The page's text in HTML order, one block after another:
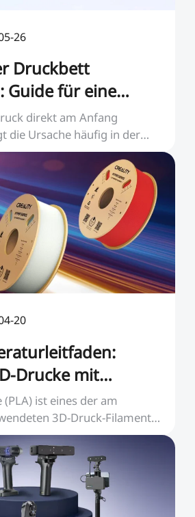
26
Druckbett
Guide für eine
Schicht
direkt am Anfang
die Ursache häufig in der
20
Drucke mit
ist eines der am
3D-Druck-Filamente,